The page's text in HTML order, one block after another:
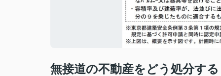
無接道の不動産をどう処分する